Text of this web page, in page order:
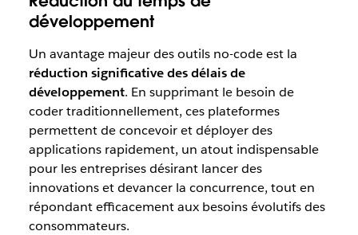
développement
Un avantage majeur des outils no-code est la
réduction significative des délais de
développement. En supprimant le besoin de
coder traditionnellement, ces plateformes
permettent de concevoir et déployer des
applications rapidement, un atout indispensable
pour les entreprises désirant lancer des
innovations et devancer la concurrence, tout en
répondant efficacement aux besoins évolutifs des
consommateurs.